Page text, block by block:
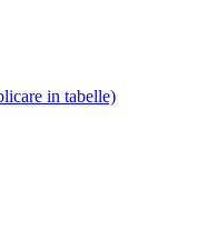
in tabelle)